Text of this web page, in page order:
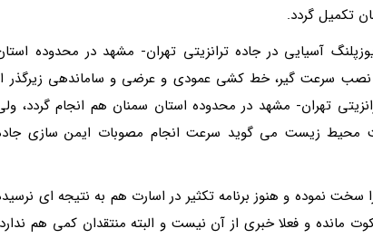
تکمیل گردد.
محدوده قلمرو یوزپلنگ آسیایی در جاده ترانزیتی تهران- مشهد در محدوده
نصب سرعت گیر، خط کشی عمودی و عرضی و ساماندهی زیرگذر
تهران- مشهد در محدوده استان سمنان هم انجام گردد،
محیط زیست می گوید سرعت انجام مصوبات ایمن سازی
سخت نموده و هنوز برنامه تکثیر در اسارت هم به نتیجه ای
شد، اما مسکوت مانده و فعلا خبری از آن نیست و البته منتقدان کمی هم